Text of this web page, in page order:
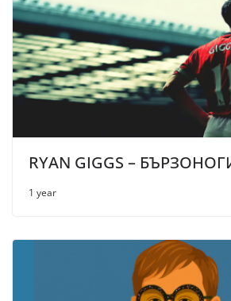
RYAN GIGGS –
1 year